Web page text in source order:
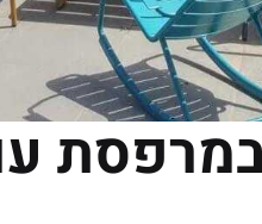
במרפסת